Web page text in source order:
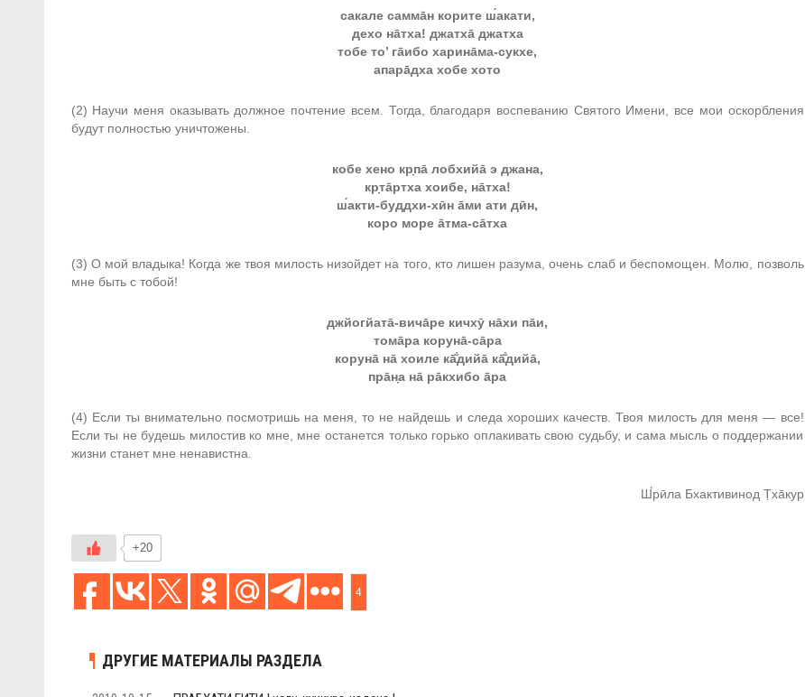
сакале самма̄н корите ш́акати,
дехо на̄тха! джатха̄ джатха
тобе то’ га̄ибо харина̄ма-сукхе,
апара̄дха хобе хото
(2) Научи меня оказывать должное почтение всем. Тогда, благодаря воспеванию Святого Имени, все мои оскорбления
будут полностью уничтожены.
кобе хено кр̣па̄ лобхийа̄ э джана,
кр̣та̄ртха хоибе, на̄тха!
ш́акти-буддхи-хӣн а̄ми ати дӣн,
коро море а̄тма-са̄тха
(3) О мой владыка! Когда же твоя милость низойдет на того, кто лишен разума, очень слаб и беспомощен. Молю, позволь
мне быть с тобой!
джйогйата̄-вича̄ре кичхӯ на̄хи па̄и,
тома̄ра коруна̄-са̄ра
коруна̄ на̄ хоиле ка̄̐дийа̄ ка̄̐дийа̄,
пра̄н̣а на̄ ра̄кхибо а̄ра
(4) Если ты внимательно посмотришь на меня, то не найдешь и следа хороших качеств. Твоя милость для меня — все!
Если ты не будешь милостив ко мне, мне останется только горько оплакивать свою судьбу, и сама мысль о поддержании
жизни станет мне ненавистна.
Ш́рӣла Бхактивинод Т̣ха̄кур
+20
4
ДРУГИЕ МАТЕРИАЛЫ РАЗДЕЛА